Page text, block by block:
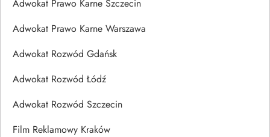
Adwokat Prawo Karne Szczecin
Adwokat Prawo Karne Warszawa
Adwokat Rozwód Gdańsk
Adwokat Rozwód Łódź
Adwokat Rozwód Szczecin
Film Reklamowy Kraków